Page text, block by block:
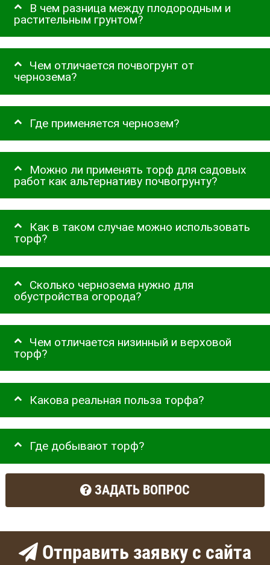
В чем разница между плодородным и
растительным грунтом?
Чем отличается почвогрунт от
чернозема?
Где применяется чернозем?
Можно ли применять торф для садовых
работ как альтернативу почвогрунту?
Как в таком случае можно использовать
торф?
Сколько чернозема нужно для
обустройства огорода?
Чем отличается низинный и верховой
торф?
Какова реальная польза торфа?
Где добывают торф?
ЗАДАТЬ ВОПРОС
Отправить заявку с сайта